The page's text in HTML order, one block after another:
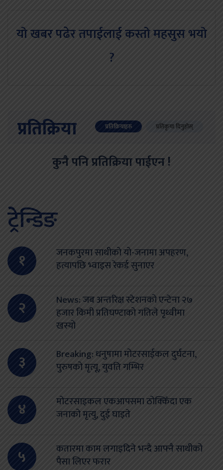
यो खबर पढेर तपाईलाई कस्तो महसुस भयो
?
प्रतिक्रिया प्रतिक्रियाहरु प्रतिकृया दिनुहोस्
कुनै पनि प्रतिक्रिया पाईएन !
ट्रेन्डिङ
१
जनकपुरमा साथीको यो-जनामा अपहरण,
हत्यापछि भ्वाइस रेकर्ड सुनाएर
२
News: जब अन्तरिक्ष स्टेशनको एन्टेना २७
हजार किमी प्रतिघण्टाको गतिले पृथ्वीमा
खस्यो
३
Breaking: धनुषामा मोटरसाईकल दुर्घटना,
पुरुषको मृत्यू, युवति गम्भिर
४
मोटरसाइकल एकआपसमा ठोक्किँदा एक
जनाको मृत्यु, दुई घाइते
५
कतारमा काम लगाइदिने भन्दै आफ्नै साथीको
पैसा लिएर फरार